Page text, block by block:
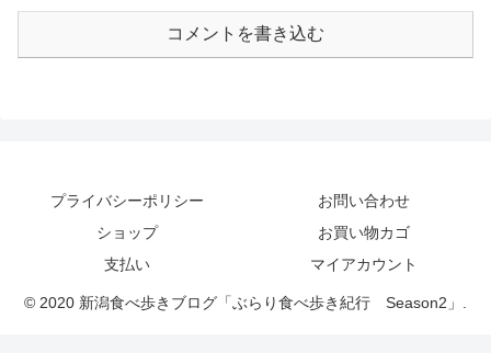
コメントを書き込む
プライバシーポリシー
お問い合わせ
ショップ
お買い物カゴ
支払い
マイアカウント
© 2020 新潟食べ歩きブログ「ぶらり食べ歩き紀行 Season2」.